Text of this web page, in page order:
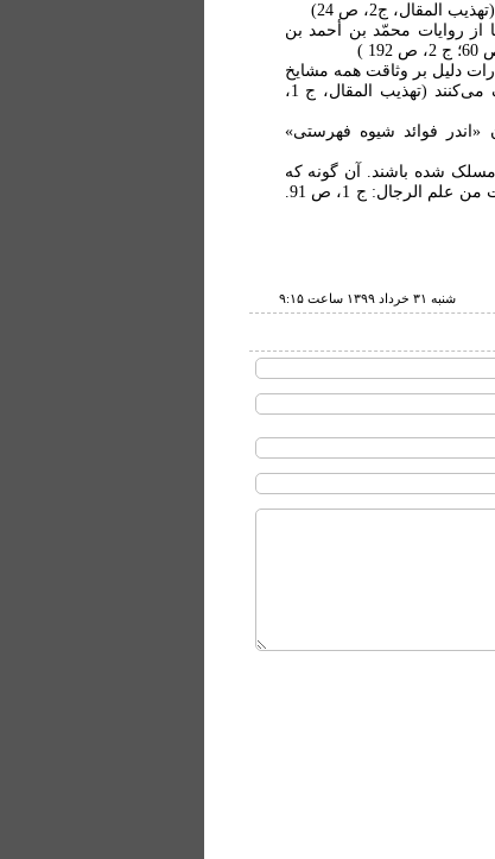
المقال، ج2، ص 24)
از روايات محمّد بن أحمد بن
دليل بر وثاقت همه مشايخ
می‌کند. (تهذيب المقال، ج 1، ص138 ) و در موارد متعددی به اين مساله تمسک می‌کنند (تهذيب المقال، ج 1،
فوائد شيوه فهرستی»
شده باشند. آن گونه که
حضرت آيت الله سيستانی هم در روزگاری پسين تر به اين باور رسيده‌اند. ( قبسات من علم الرجال: ج 1، ص 91.
شنبه ۳۱ خرداد ۱۳۹۹ ساعت ۹:۱۵